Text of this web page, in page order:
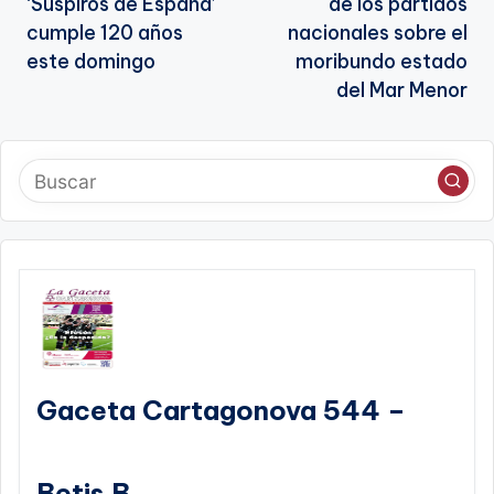
cumple 120 años
este domingo
nacionales sobre el
moribundo estado
del Mar Menor
Gaceta Cartagonova 544 –